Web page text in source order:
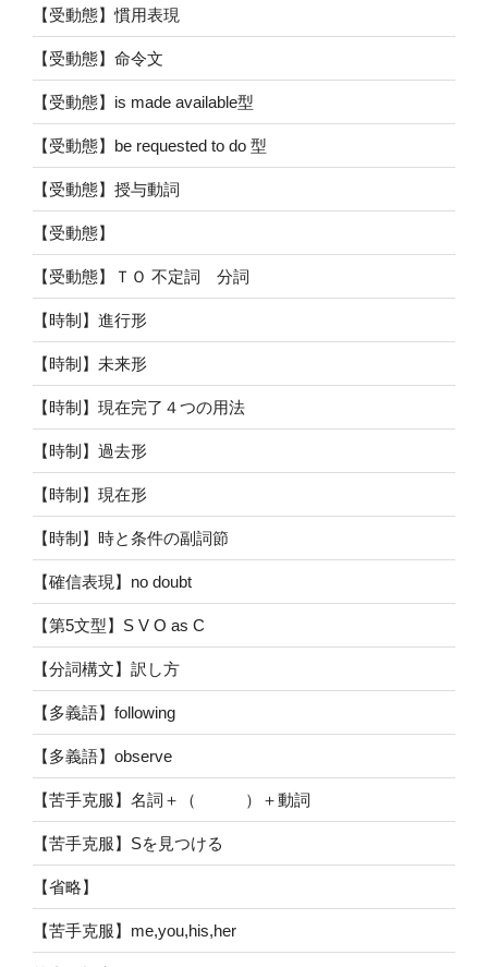
【受動態】慣用表現
【受動態】命令文
【受動態】is made available型
【受動態】be requested to do 型
【受動態】授与動詞
【受動態】
【受動態】ＴＯ 不定詞 分詞
【時制】進行形
【時制】未来形
【時制】現在完了４つの用法
【時制】過去形
【時制】現在形
【時制】時と条件の副詞節
【確信表現】no doubt
【第5文型】S V O as C
【分詞構文】訳し方
【多義語】following
【多義語】observe
【苦手克服】名詞＋（ ）＋動詞
【苦手克服】Sを見つける
【省略】
【苦手克服】me,you,his,her